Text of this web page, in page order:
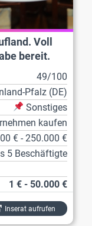
Voll
bereit.
49/100
Pfalz (DE)
Sonstiges
kaufen
€ - 250.000 €
5 Beschäftigte
1 € - 50.000 €
Inserat aufrufen